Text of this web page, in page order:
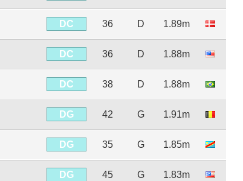
DC 36 D 1.89m
DC 36 D 1.88m
DC 38 D 1.88m
DG 42 G 1.91m
DG 35 G 1.85m
DG 45 G 1.83m